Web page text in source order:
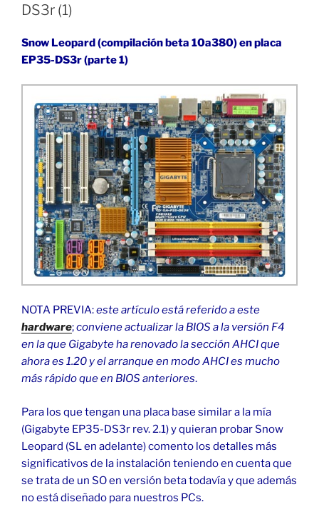
EP35-
DS3r
DS3r (1)
Snow Leopard (compilación beta 10a380) en placa
EP35-DS3r (parte 1)
NOTA PREVIA:este artículo está referido a este
hardware;conviene actualizar la BIOS a la versión F4
en la que Gigabyte ha renovado la sección AHCI que
ahora es 1.20 y el arranque en modo AHCI es mucho
más rápido que en BIOS anteriores.
Para los que tengan una placa base similar a la mía
(Gigabyte EP35-DS3r rev. 2.1) y quieran probar Snow
Leopard (SL en adelante) comento los detalles más
significativos de la instalación teniendo en cuenta que
se trata de un SO en versión beta todavía y que además
no está diseñado para nuestros PCs.